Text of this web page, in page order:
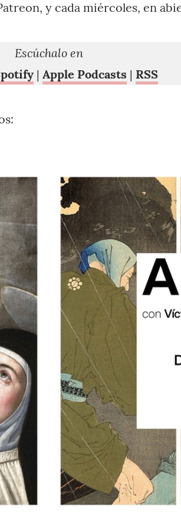
y cada miércoles, en
Escúchalo en
| Apple Podcasts | RSS